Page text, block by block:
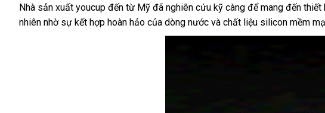
Máy
Thủ
Nhà sản xuất youcup đến từ Mỹ đã nghiên cứu kỹ càng để mang đến
nhiên nhờ sự kết hợp hoàn hảo của dòng nước và chất liệu silicon mềm